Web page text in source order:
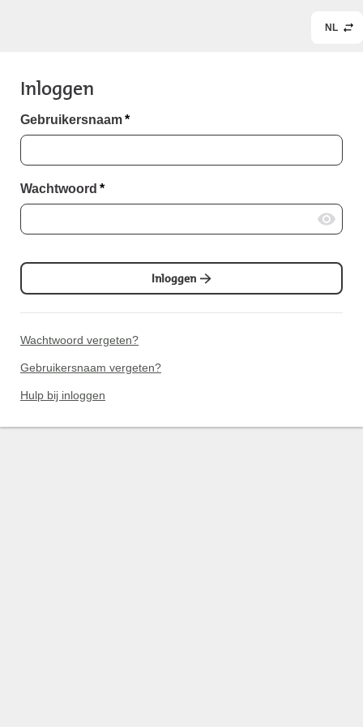
NL
Inloggen
Gebruikersnaam*
Wachtwoord *
Inloggen
Wachtwoord vergeten?
Gebruikersnaam vergeten?
Hulp bij inloggen